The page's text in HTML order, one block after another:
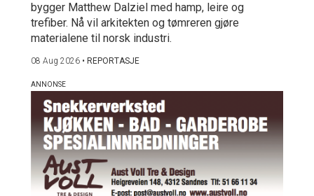
bygger Matthew Dalziel med hamp, leire og
trefiber. Nå vil arkitekten og tømreren gjøre
materialene til norsk industri.
08 Aug 2026 • REPORTASJE